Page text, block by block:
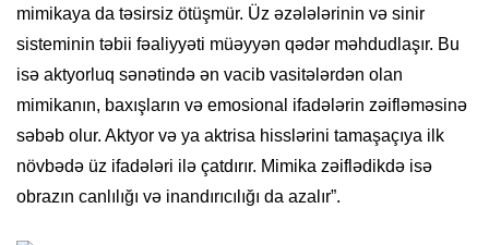
mimikaya da təsirsiz ötüşmür. Üz əzələlərinin və sinir
sisteminin təbii fəaliyyəti müəyyən qədər məhdudlaşır. Bu
isə aktyorluq sənətində ən vacib vasitələrdən olan
mimikanın, baxışların və emosional ifadələrin zəifləməsinə
səbəb olur. Aktyor və ya aktrisa hisslərini tamaşaçıya ilk
növbədə üz ifadələri ilə çatdırır. Mimika zəiflədikdə isə
obrazın canlılığı və inandırıcılığı da azalır”.